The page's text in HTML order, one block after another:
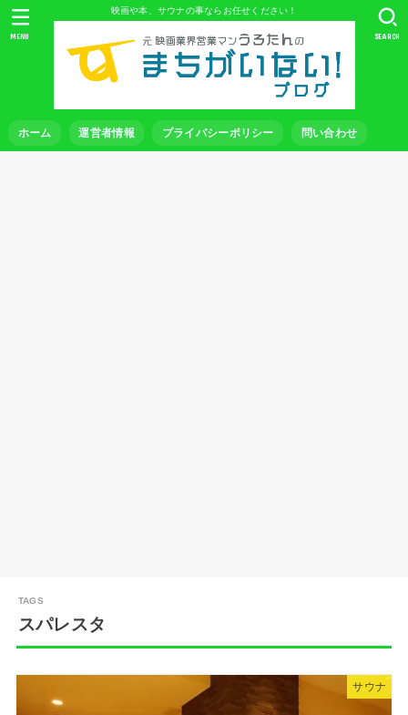
映画や本、サウナの事ならお任せください！
ホーム 運営者情報 プライバシーポリシー 問い合わせ
SEARCH
MENU
スパレスタ
サウナ